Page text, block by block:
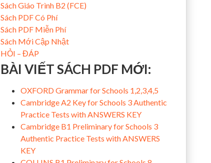
Sách Giáo Trình B2 (FCE)
Sách PDF Có Phí
Sách PDF Miễn Phí
Sách Mới Cập Nhật
HỎI – ĐÁP
BÀI VIẾT SÁCH PDF MỚI:
OXFORD Grammar for Schools 1,2,3,4,5
Cambridge A2 Key for Schools 3 Authentic
Practice Tests with ANSWERS KEY
Cambridge B1 Preliminary for Schools 3
Authentic Practice Tests with ANSWERS
KEY